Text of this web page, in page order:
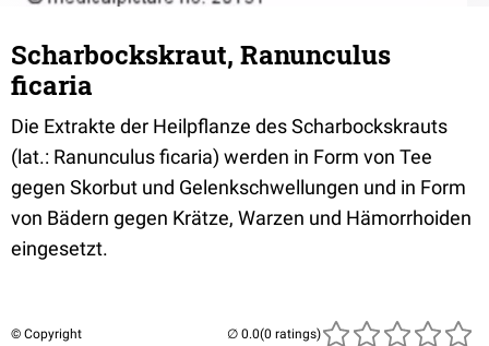
Scharbockskraut, Ranunculus
ficaria
Die Extrakte der Heilpflanze des Scharbockskrauts
(lat.: Ranunculus ficaria) werden in Form von Tee
gegen Skorbut und Gelenkschwellungen und in Form
von Bädern gegen Krätze, Warzen und Hämorrhoiden
eingesetzt.
© Copyright (0 ratings)